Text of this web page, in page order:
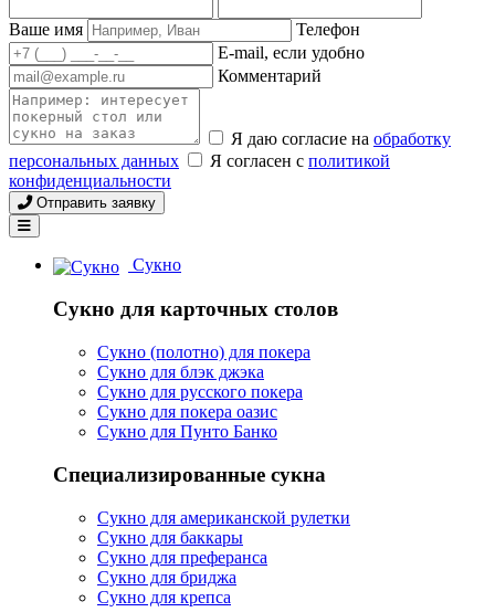
Ваше имя
Телефон
E-mail, если удобно
Комментарий
Я даю согласие на обработку
персональных данных
Я согласен с политикой
конфиденциальности
Отправить заявку
Сукно
Сукно для карточных столов
Сукно (полотно) для покера
Сукно для блэк джэка
Сукно для русского покера
Сукно для покера оазис
Сукно для Пунто Банко
Специализированные сукна
Сукно для американской рулетки
Сукно для баккары
Сукно для преферанса
Сукно для бриджа
Сукно для крепса